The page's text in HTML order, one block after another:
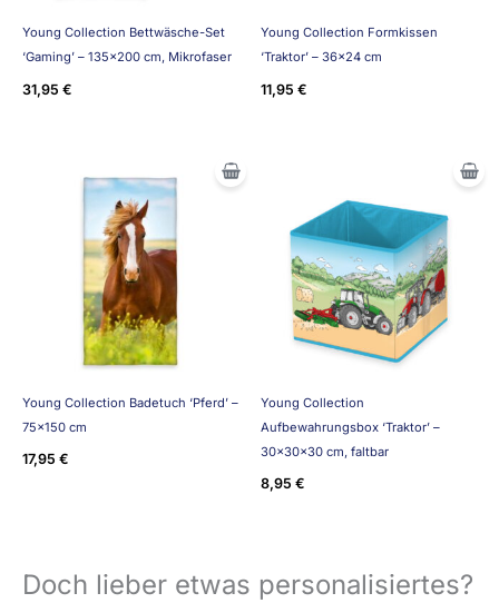
Young Collection Bettwäsche-Set
‘Gaming’ – 135×200 cm, Mikrofaser
31,95 €
Young Collection Formkissen
‘Traktor’ – 36×24 cm
11,95 €
Young Collection Badetuch ‘Pferd’ –
75×150 cm
17,95 €
Young Collection
Aufbewahrungsbox ‘Traktor’ –
30x30x30 cm, faltbar
8,95 €
Doch lieber etwas personalisiertes?